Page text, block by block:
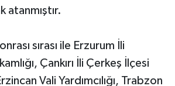
atanmıştır.
sırası ile Erzurum İli
Çankırı İli Çerkeş İlçesi
Vali Yardımcılığı, Trabzon